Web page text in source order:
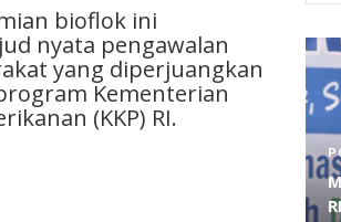
bioflok ini
nyata pengawalan
yang diperjuangkan
Kementerian
(KKP) RI.